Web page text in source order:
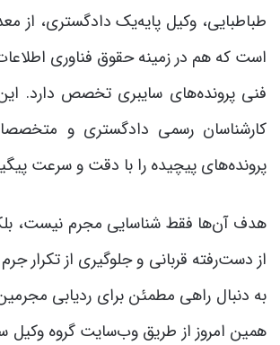
طباطبایی، وکیل پایه‌یک دادگستری، از
است که هم در زمینه حقوق فناوری
فنی پرونده‌های سایبری تخصص دارد.
کارشناسان رسمی دادگستری و
پرونده‌های پیچیده را با دقت و سرعت
هدف آن‌ها فقط شناسایی مجرم نیست،
از دست‌رفته قربانی و جلوگیری از تکرار
به دنبال راهی مطمئن برای ردیابی
همین امروز از طریق وب‌سایت گروه وکیل